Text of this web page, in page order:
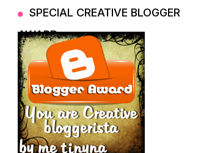
SPECIAL CREATIVE BLOGGER
AWARD